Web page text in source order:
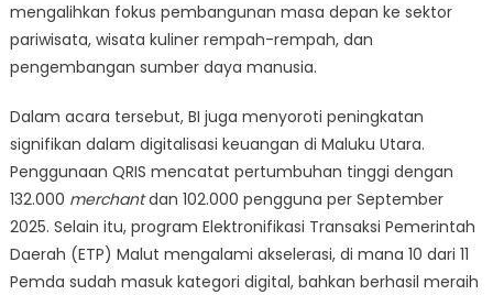
mengalihkan fokus pembangunan masa depan ke sektor
pariwisata, wisata kuliner rempah-rempah, dan
pengembangan sumber daya manusia.
Dalam acara tersebut, BI juga menyoroti peningkatan
signifikan dalam digitalisasi keuangan di Maluku Utara.
Penggunaan QRIS mencatat pertumbuhan tinggi dengan
132.000 merchantdan 102.000 pengguna per September
2025. Selain itu, program Elektronifikasi Transaksi Pemerintah
Daerah (ETP) Malut mengalami akselerasi, di mana 10 dari 11
Pemda sudah masuk kategori digital, bahkan berhasil meraih